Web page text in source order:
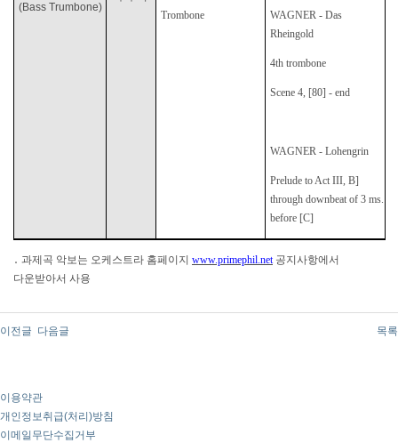
(Bass Trumbone)
Trombone
WAGNER - Das
Rheingold
4thtrombone
Scene 4, [80] - end
WAGNER - Lohengrin
Prelude to Act III, B]
through downbeat of 3 ms.
before [C]
․ 과제곡 악보는 오케스트라 홈페이지 www.primephil.net 공지사항에서
다운받아서 사용
이전글 다음글 목록
이용약관
개인정보취급(처리)방침
이메일무단수집거부